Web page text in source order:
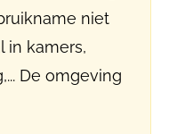
niet
in kamers,
De omgeving